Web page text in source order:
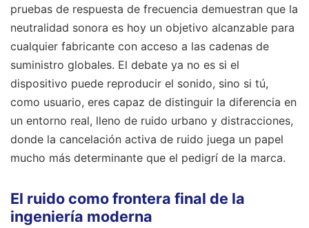
pruebas de respuesta de frecuencia demuestran que la
neutralidad sonora es hoy un objetivo alcanzable para
cualquier fabricante con acceso a las cadenas de
suministro globales. El debate ya no es si el
dispositivo puede reproducir el sonido, sino si tú,
como usuario, eres capaz de distinguir la diferencia en
un entorno real, lleno de ruido urbano y distracciones,
donde la cancelación activa de ruido juega un papel
mucho más determinante que el pedigrí de la marca.
El ruido como frontera final de la
ingeniería moderna